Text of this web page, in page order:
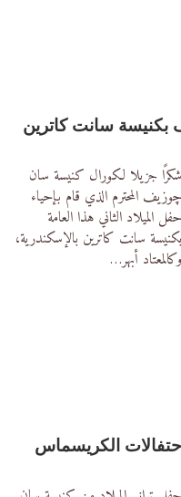
سانت كاترين
شكرًا جزيلا لكورال كنيسة سان
چوزيف المحترم الذي قام بإحياء
حفل الميلاد الثاني هذا العامة
بكنيسة سانت كاترين بالإسكندرية،
وكالمعتاد أبهر…
الكريسماس